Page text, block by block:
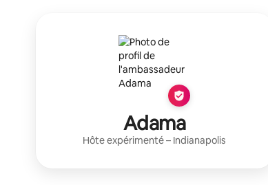
Adama
Hôte expérimenté– Indianapolis